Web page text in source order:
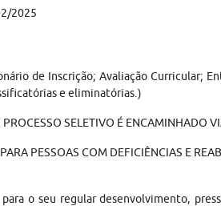
2025
de Inscrição; Avaliação Curricular;
e eliminatórias.)
SELETIVO É ENCAMINHADO
PESSOAS COM DEFICIÊNCIAS E
o seu regular desenvolvimento,